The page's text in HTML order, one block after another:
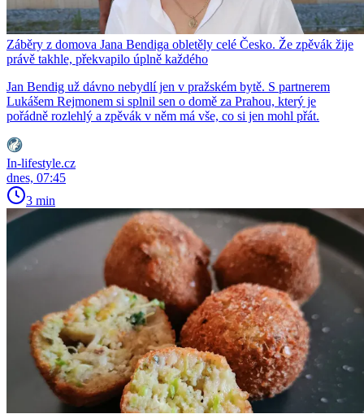
Záběry z domova Jana Bendiga obletěly celé Česko. Že zpěvák žije
právě takhle, překvapilo úplně každého
Jan Bendig už dávno nebydlí jen v pražském bytě. S partnerem
Lukášem Rejmonem si splnil sen o domě za Prahou, který je
pořádně rozlehlý a zpěvák v něm má vše, co si jen mohl přát.
In-lifestyle.cz
dnes, 07:45
3 min